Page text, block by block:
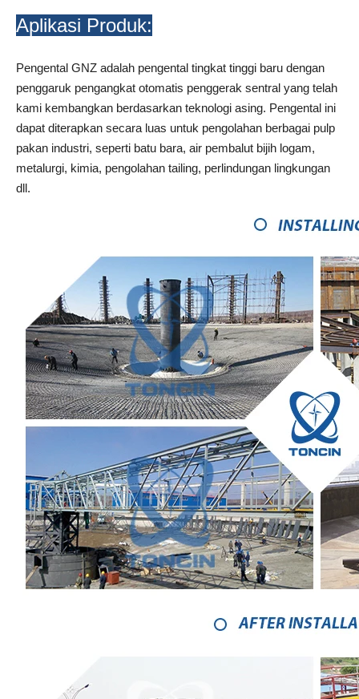
Aplikasi Produk:
Pengental GNZ adalah pengental tingkat tinggi baru dengan
penggaruk pengangkat otomatis penggerak sentral yang telah
kami kembangkan berdasarkan teknologi asing. Pengental ini
dapat diterapkan secara luas untuk pengolahan berbagai pulp
pakan industri, seperti batu bara, air pembalut bijih logam,
metalurgi, kimia, pengolahan tailing, perlindungan lingkungan
dll.